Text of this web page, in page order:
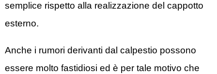
semplice rispetto alla realizzazione del cappotto
esterno.
Anche i rumori derivanti dal calpestio possono
essere molto fastidiosi ed è per tale motivo che